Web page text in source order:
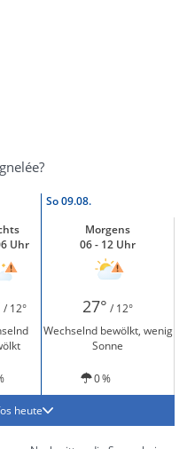
So09.08.
Uhr
Morgens
06 - 12 Uhr
/ 12° 27° / 12°
Wechselnd bewölkt, wenig
Sonne
0 %
heute